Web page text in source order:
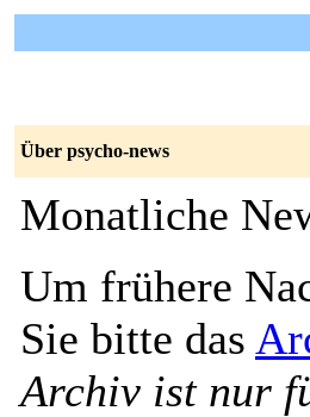
Über psycho-news
Monatliche
Um frühere
Sie bitte das
Archiv ist nur